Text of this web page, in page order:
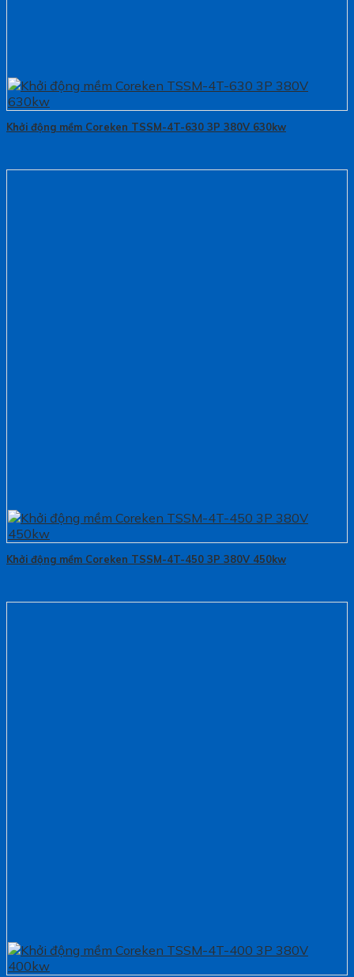
Khởi động mềm Coreken TSSM-4T-630 3P 380V 630kw
Khởi động mềm Coreken TSSM-4T-450 3P 380V 450kw